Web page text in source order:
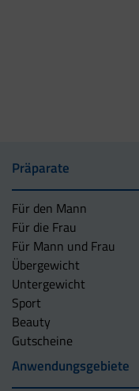
Präparate
Für den Mann
Für die Frau
Für Mann und Frau
Übergewicht
Untergewicht
Sport
Beauty
Gutscheine
Anwendungsgebiete